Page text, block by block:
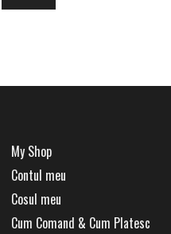
My Shop
Contul meu
Cosul meu
Cum Comand & Cum Platesc